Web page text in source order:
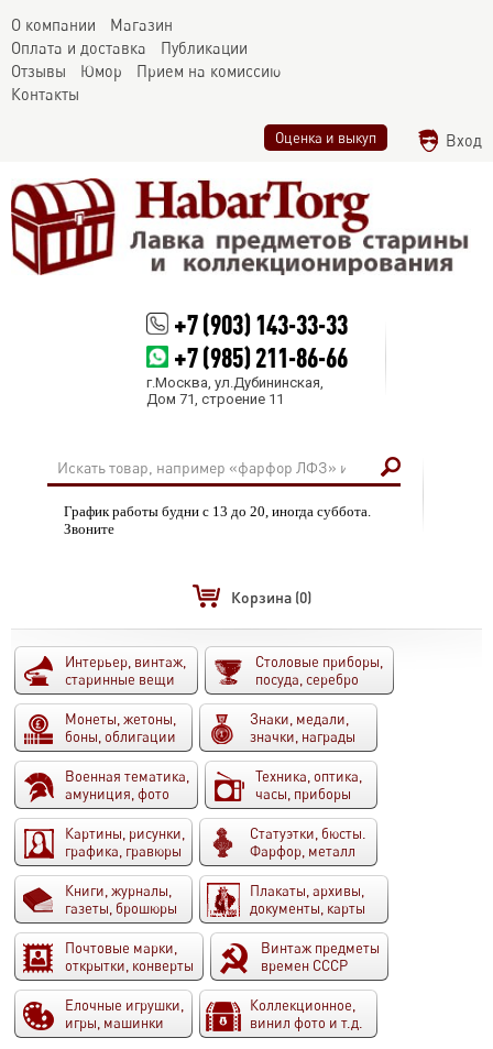
О компании
Магазин
Оплата и доставка
Публикации
Отзывы
Юмор
Прием на комиссию
Контакты
Оценка и выкуп Вход
+7 (903) 143-33-33
+7 (985) 211-86-66
г.Москва, ул.Дубининская,
Дом 71, строение 11
График работы будни с 13 до 20, иногда суббота.
Звоните
Корзина (0)
Интерьер, винтаж,
старинные вещи
Столовые приборы,
посуда, серебро
Монеты, жетоны,
боны, облигации
Знаки, медали,
значки, награды
Военная тематика,
амуниция, фото
Техника, оптика,
часы, приборы
Картины, рисунки,
графика, гравюры
Статуэтки, бюсты.
Фарфор, металл
Книги, журналы,
газеты, брошюры
Плакаты, архивы,
документы, карты
Почтовые марки,
открытки, конверты
Винтаж предметы
времен СССР
Елочные игрушки,
игры, машинки
Коллекционное,
винил фото и т.д.